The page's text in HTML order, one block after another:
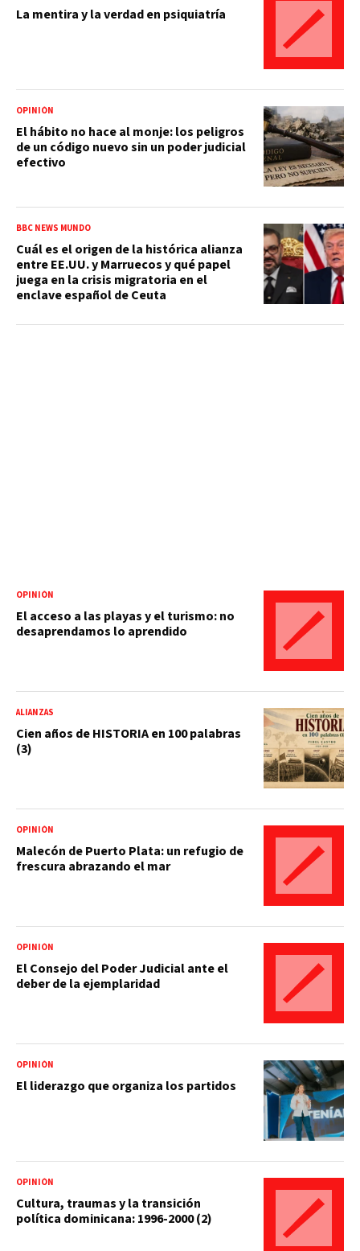
La mentira y la verdad en psiquiatría
OPINIÓN
El hábito no hace al monje: los peligros
de un código nuevo sin un poder judicial
efectivo
BBC NEWS MUNDO
Cuál es el origen de la histórica alianza
entre EE.UU. y Marruecos y qué papel
juega en la crisis migratoria en el
enclave español de Ceuta
OPINIÓN
El acceso a las playas y el turismo: no
desaprendamos lo aprendido
ALIANZAS
Cien años de HISTORIA en 100 palabras
(3)
OPINIÓN
Malecón de Puerto Plata: un refugio de
frescura abrazando el mar
OPINIÓN
El Consejo del Poder Judicial ante el
deber de la ejemplaridad
OPINIÓN
El liderazgo que organiza los partidos
OPINIÓN
Cultura, traumas y la transición
política dominicana: 1996-2000 (2)